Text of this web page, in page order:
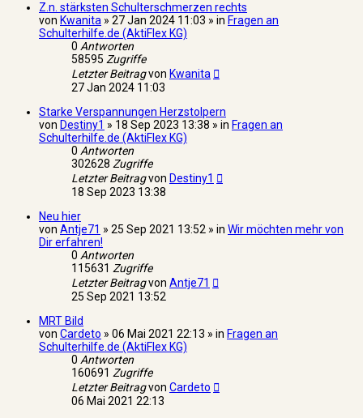
Z.n. stärksten Schulterschmerzen rechts
von Kwanita » 27 Jan 2024 11:03 » in Fragen an
Schulterhilfe.de (AktiFlex KG)
0 Antworten
58595 Zugriffe
Letzter Beitragvon Kwanita
27 Jan 2024 11:03
Starke Verspannungen Herzstolpern
von Destiny1 » 18 Sep 2023 13:38 » in Fragen an
Schulterhilfe.de (AktiFlex KG)
0 Antworten
302628 Zugriffe
Letzter Beitragvon Destiny1
18 Sep 2023 13:38
Neu hier
von Antje71 » 25 Sep 2021 13:52 » in Wir möchten mehr von
Dir erfahren!
0 Antworten
115631 Zugriffe
Letzter Beitragvon Antje71
25 Sep 2021 13:52
MRT Bild
von Cardeto » 06 Mai 2021 22:13 » in Fragen an
Schulterhilfe.de (AktiFlex KG)
0 Antworten
160691 Zugriffe
Letzter Beitragvon Cardeto
06 Mai 2021 22:13